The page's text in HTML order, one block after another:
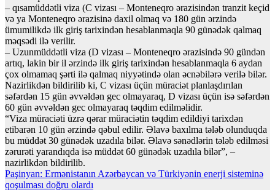
– qısamüddətli viza (C vizası – Monteneqro ərazisindən tranzit keçid
və ya Monteneqro ərazisinə daxil olmaq və 180 gün ərzində
ümumilikdə ilk giriş tarixindən hesablanmaqla 90 günədək qalmaq
məqsədi ilə verilir.
– Uzunmüddətli viza (D vizası – Monteneqro ərazisində 90 gündən
artıq, lakin bir il ərzində ilk giriş tarixindən hesablanmaqla 6 aydan
çox olmamaq şərti ilə qalmaq niyyətində olan əcnəbilərə verilə bilər.
Nazirlikdən bildirilib ki, C vizası üçün müraciət planlaşdırılan
səfərdən 15 gün əvvəldən gec olmayaraq, D vizası üçün isə səfərdən
60 gün əvvəldən gec olmayaraq təqdim edilməlidir.
“Viza müraciəti üzrə qərar müraciətin təqdim edildiyi tarixdən
etibarən 10 gün ərzində qəbul edilir. Əlavə baxılma tələb olunduqda
bu müddət 30 günədək uzadıla bilər. Əlavə sənədlərin tələb edilməsi
zərurəti yarandıqda isə müddət 60 günədək uzadıla bilər”, –
nazirlikdən bildirilib.
Yazı
Paşinyan: Ermənistanın Azərbaycan və Türkiyənin enerji sisteminə
qoşulması doğru olardı